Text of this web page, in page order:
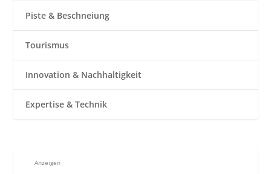
Piste & Beschneiung
Tourismus
Innovation & Nachhaltigkeit
Expertise & Technik
Anzeigen